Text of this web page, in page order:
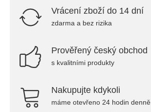
Vrácení zboží do 14 dní
zdarma a bez rizika
Prověřený český obchod
s kvalitními produkty
Nakupujte kdykoli
máme otevřeno 24 hodin denně